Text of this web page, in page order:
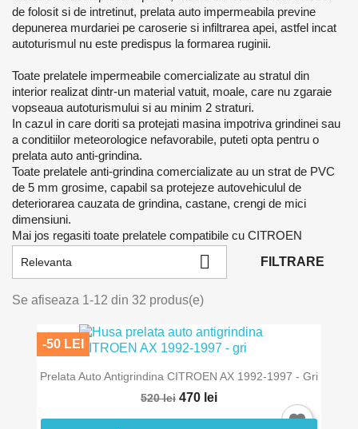
de folosit si de intretinut, prelata auto impermeabila previne
depunerea murdariei pe caroserie si infiltrarea apei, astfel incat
autoturismul nu este predispus la formarea ruginii.
Toate prelatele impermeabile comercializate au stratul din
interior realizat dintr-un material vatuit, moale, care nu zgaraie
vopseaua autoturismului si au minim 2 straturi.
In cazul in care doriti sa protejati masina impotriva grindinei sau
a conditiilor meteorologice nefavorabile, puteti opta pentru o
prelata auto anti-grindina.
Toate prelatele anti-grindina comercializate au un strat de PVC
de 5 mm grosime, capabil sa protejeze autovehiculul de
deteriorarea cauzata de grindina, castane, crengi de mici
dimensiuni.
Mai jos regasiti toate prelatele compatibile cu CITROEN
Relevanta  FILTRARE
Se afiseaza 1-12 din 32 produs(e)
Prelata Auto Antigrindina CITROEN AX 1992-1997 - Gri
520 lei 470 lei
-50 LEI